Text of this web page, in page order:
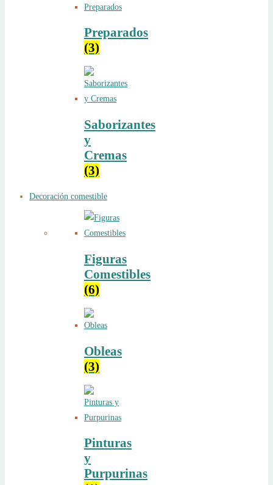
Preparados
(3)
Saborizantes
y
Cremas
(3)
Decoración comestible
Figuras
Comestibles
(6)
Obleas
(3)
Pinturas
y
Purpurinas